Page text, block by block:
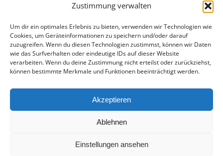
Zustimmung verwalten
Um dir ein optimales Erlebnis zu bieten, verwenden wir Technologien wie
Cookies, um Geräteinformationen zu speichern und/oder darauf
zuzugreifen. Wenn du diesen Technologien zustimmst, können wir Daten
wie das Surfverhalten oder eindeutige IDs auf dieser Website
verarbeiten. Wenn du deine Zustimmung nicht erteilst oder zurückziehst,
können bestimmte Merkmale und Funktionen beeinträchtigt werden.
Akzeptieren
Ablehnen
Einstellungen ansehen
HOME|ÜBER UNS|IMPRESSUM |DATENSCHUTZ
BILDNACHWEISE
Copyright 2025